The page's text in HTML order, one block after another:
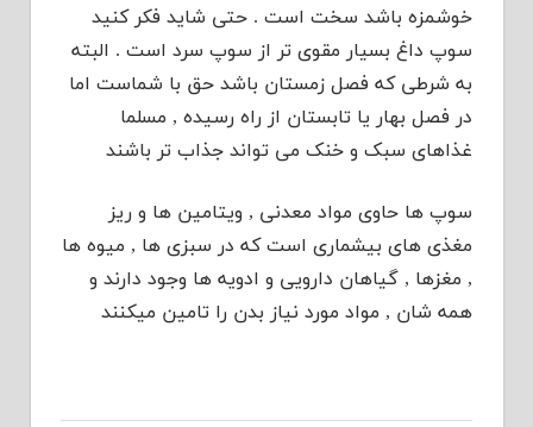
خوشمزه باشد سخت است . حتی شاید فکر کنید
سوپ داغ بسیار مقوی تر از سوپ سرد است . البته
به شرطی که فصل زمستان باشد حق با شماست اما
در فصل بهار یا تابستان از راه رسیده , مسلما
غذاهای سبک و خنک می تواند جذاب تر باشند
سوپ ها حاوی مواد معدنی , ویتامین ها و ریز
مغذی های بیشماری است که در سبزی ها , میوه ها
, مغزها , گیاهان دارویی و ادویه ها وجود دارند و
همه شان , مواد مورد نیاز بدن را تامین میکنند